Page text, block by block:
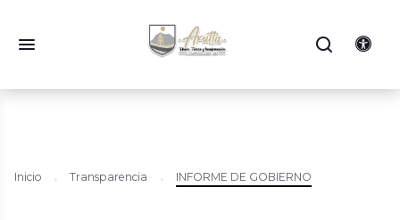
Inicio Transparencia INFORME DE GOBIERNO